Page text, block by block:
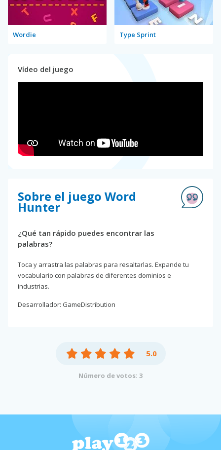
Wordie Type Sprint
Vídeo del juego
Sobre el juego Word
Hunter
¿Qué tan rápido puedes encontrar las
palabras?
Toca y arrastra las palabras para resaltarlas. Expande tu
vocabulario con palabras de diferentes dominios e
industrias.
Desarrollador: GameDistribution
5.0
Número de votos: 3